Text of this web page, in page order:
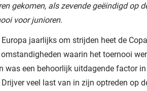
gekomen, als zevende geëindigd op
voor junioren.
jaarlijks om strijden heet de
waarin het toernooi
was een behoorlijk uitdagende factor
veel last van in zijn optreden op